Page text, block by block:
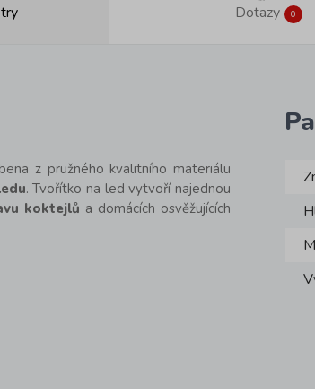
Dotazy 0
z pružného kvalitního materiálu
. Tvořítko na led vytvoří najednou
koktejlů a domácích osvěžujících